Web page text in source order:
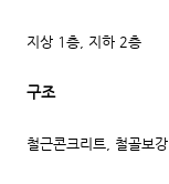
지상 1층, 지하 2층
구조
철근콘크리트, 철골보강